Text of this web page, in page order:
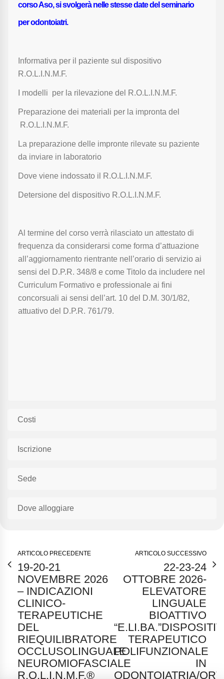
corso Aso, si svolgerà nelle stesse date del seminario
per odontoiatri.
Informativa per il paziente sul dispositivo
R.O.L.I.N.M.F.
I modelli per la rilevazione del R.O.L.I.N.M.F.
Preparazione dei materiali per la impronta del
R.O.L.I.N.M.F.
La preparazione delle impronte rilevate su paziente
da inviare in laboratorio
Dove viene indossato il R.O.L.I.N.M.F.
Detersione del dispositivo R.O.L.I.N.M.F.
Al termine del corso verrà rilasciato un attestato di
frequenza da considerarsi come forma d’attuazione
all’aggiornamento rientrante nell’orario di servizio ai
sensi del D.P.R. 348/8 e come Titolo da includere nel
Curriculum Formativo e professionale ai fini
concorsuali ai sensi dell’art. 10 del D.M. 30/1/82,
attuativo del D.P.R. 761/79.
Costi
Iscrizione
Sede
Dove alloggiare
ARTICOLO PRECEDENTE
19-20-21
NOVEMBRE 2026
– INDICAZIONI
CLINICO-
TERAPEUTICHE
DEL
RIEQUILIBRATORE
OCCLUSOLINGUALE
NEUROMIOFASCIALE
R.O.L.I.N.M.F.®
ARTICOLO SUCCESSIVO
22-23-24
OTTOBRE 2026-
ELEVATORE
LINGUALE
BIOATTIVO
TERAPEUTICO
POLIFUNZIONALE
IN
ODONTOIATRIA/